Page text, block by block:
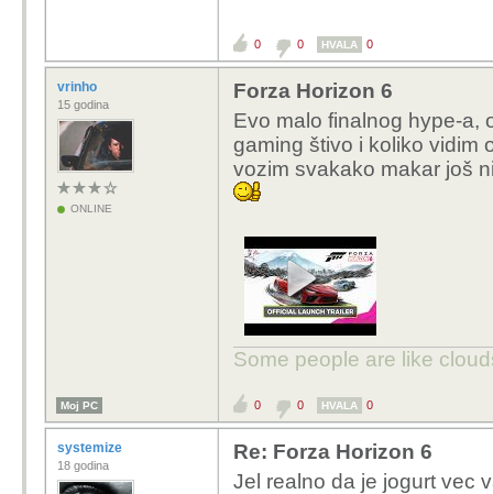
0 0 HVALA 0
vrinho
15 godina
ONLINE
Forza Horizon 6
Evo malo finalnog hype-a,
gaming štivo i koliko vidim
vozim svakako makar još
Some people are like
Moj PC 0 0 HVALA 0
systemize
18 godina
Re: Forza Horizon 6
Jel realno da je jogurt vec